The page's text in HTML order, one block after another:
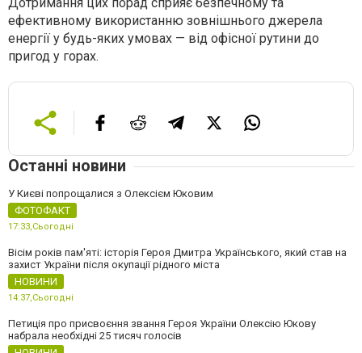
ефективному використанню зовнішнього джерела
енергії у будь-яких умовах — від офісної рутини до
пригод у горах.
Останні новини
У Києві попрощалися з Олексієм Юковим
ФОТОФАКТ
17:33,Сьогодні
Вісім років пам'яті: історія Героя Дмитра Українського, який став на
захист України після окупації рідного міста
НОВИНИ
14:37,Сьогодні
Петиція про присвоєння звання Героя України Олексію Юкову
набрала необхідні 25 тисяч голосів